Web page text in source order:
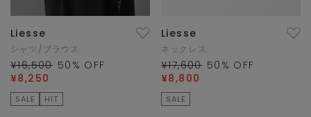
Liesse
シャツ/ブラウス
¥16,500 50 % OFF
¥8,250
SALE HIT
Liesse
ネックレス
¥17,600 50 % OFF
¥8,800
SALE